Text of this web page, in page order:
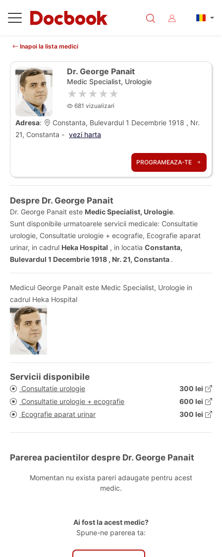
Inapoi la lista medici
Dr. George Panait
Medic Specialist, Urologie
★★★★★
681 vizualizari
Adresa:
Constanta, Bulevardul 1 Decembrie 1918 , Nr.
21, Constanta - vezi harta
PROGRAMEAZA-TE
Despre Dr. George Panait
Dr. George Panait este Medic Specialist, Urologie.
Sunt disponibile urmatoarele servicii medicale: Consultatie
urologie, Consultatie urologie + ecografie, Ecografie aparat
urinar, in cadrul Heka Hospital , in locatia Constanta,
Bulevardul 1 Decembrie 1918 , Nr. 21, Constanta .
Medicul George Panait este Medic Specialist, Urologie in
cadrul Heka Hospital
Servicii disponibile
Consultatie urologie
300 lei
Consultatie urologie + ecografie
600 lei
Ecografie aparat urinar
300 lei
Parerea pacientilor despre Dr. George Panait
Momentan nu exista pareri adaugate pentru acest
medic.
Ai fost la acest medic?
Spune-ne parerea ta: